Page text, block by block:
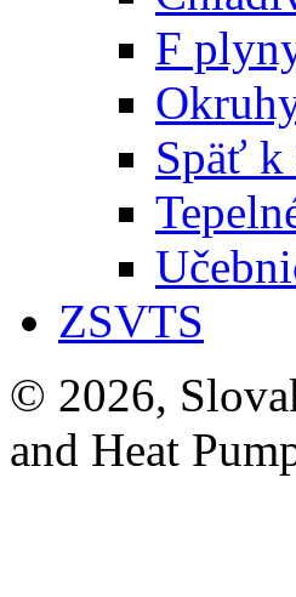
F
Späť k
ZSVTS
© 2026,
and Heat